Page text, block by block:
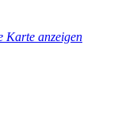
Karte anzeigen